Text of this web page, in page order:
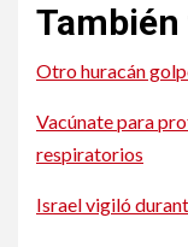
Otro huracán
Vacúnate para
respiratorios
Israel vigiló